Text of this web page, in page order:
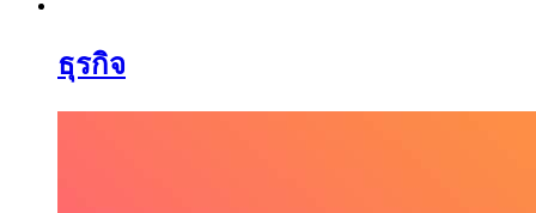
ธุรกิจ